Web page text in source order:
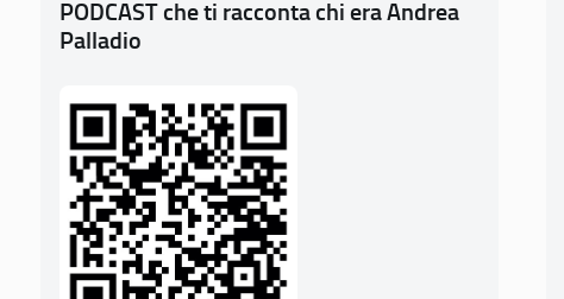
PODCAST che ti racconta chi era Andrea
Palladio